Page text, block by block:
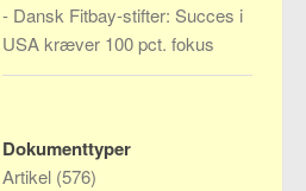
- Dansk Fitbay-stifter: Succes i
USA kræver 100 pct. fokus
Dokumenttyper
Artikel (576)